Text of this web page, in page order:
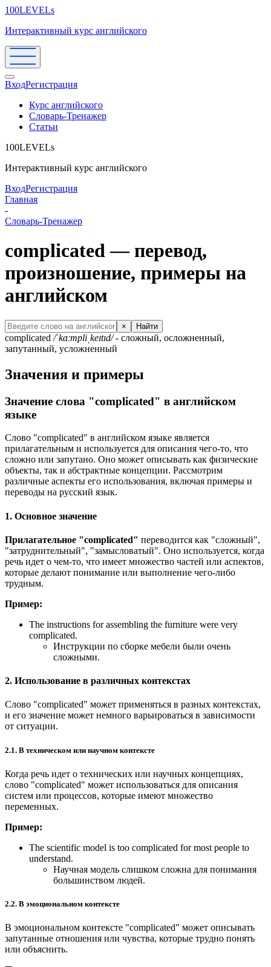
100LEVELs
Интерактивный курс английского
ВходРегистрация
Курс английского
Словарь-Тренажер
Статьи
100LEVELs
Интерактивный курс английского
ВходРегистрация
Главная
-
Словарь-Тренажер
complicated — перевод,
произношение, примеры на
английском
× Найти
complicated /ˈkɑːmpliˌkeɪtɪd/- сложный, осложненный,
запутанный, усложненный
Значения и примеры
Значение слова "complicated" в английском
языке
Слово "complicated" в английском языке является
прилагательным и используется для описания чего-то, что
сложно или запутано. Оно может описывать как физические
объекты, так и абстрактные концепции. Рассмотрим
различные аспекты его использования, включая примеры и
переводы на русский язык.
1. Основное значение
Прилагательное "complicated" переводится как "сложный",
"затруднительный", "замысловатый". Оно используется, когда
речь идет о чем-то, что имеет множество частей или аспектов,
которые делают понимание или выполнение чего-либо
трудным.
Пример:
The instructions for assembling the furniture were very
complicated.
Инструкции по сборке мебели были очень
сложными.
2. Использование в различных контекстах
Слово "complicated" может применяться в разных контекстах,
и его значение может немного варьироваться в зависимости
от ситуации.
2.1. В техническом или научном контексте
Когда речь идет о технических или научных концепциях,
слово "complicated" может использоваться для описания
систем или процессов, которые имеют множество
переменных.
Пример:
The scientific model is too complicated for most people to
understand.
Научная модель слишком сложна для понимания
большинством людей.
2.2. В эмоциональном контексте
В эмоциональном контексте "complicated" может описывать
запутанные отношения или чувства, которые трудно понять
или объяснить.